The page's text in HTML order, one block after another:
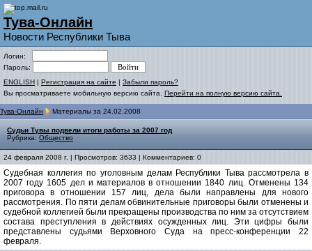
Тува-Онлайн
Новости Республики Тыва
Логин:
Пароль:
ENGLISH | Регистрация на сайте | Забыли пароль?
Вы просматриваете мобильную версию сайта. Перейти на полную версию сайта.
Тува-Онлайн Материалы за 24.02.2008
Судьи Тувы подвели итоги работы за 2007 год
Рубрика: Общество
24 февраля 2008 г. | Просмотров: 3633 | Комментариев: 0
Судебная коллегия по уголовным делам Республики Тыва рассмотрела в
2007 году 1605 дел и материалов в отношении 1840 лиц. Отменены 134
приговора в отношении 157 лиц, дела были направлены для нового
рассмотрения. По пяти делам обвинительные приговоры были отменены и
судебной коллегией были прекращены производства по ним за отсутствием
состава преступления в действиях осужденных лиц. Эти цифры были
представлены судьями Верховного Суда на пресс-конференции 22
февраля.